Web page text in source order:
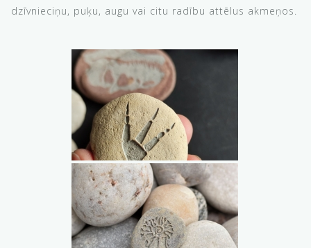
dzīvnieciņu, puķu, augu vai citu radību attēlus akmeņos.